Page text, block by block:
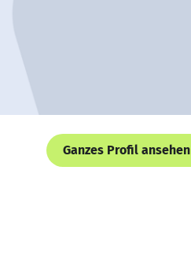
Ganzes Profil ansehen